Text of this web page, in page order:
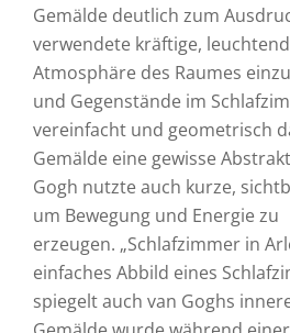
Gemälde deutlich zum
verwendete kräftige,
Atmosphäre des Raumes
und Gegenstände im
vereinfacht und geometrisch
Gemälde eine gewisse
Gogh nutzte auch kurze,
um Bewegung und Energie zu
erzeugen. „Schlafzimmer in
einfaches Abbild eines
spiegelt auch van Goghs